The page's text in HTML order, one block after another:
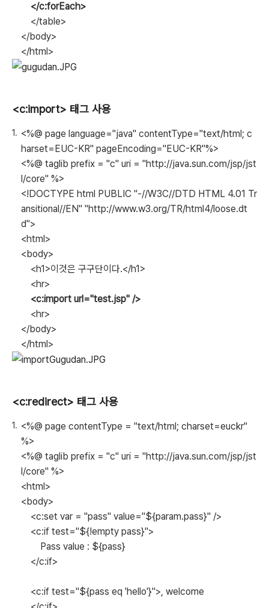
</c:forEach>
</table>
</body>
</html>
<c:import> 태그 사용
<%@ page language="java" contentType="text/html; c
harset=EUC-KR" pageEncoding="EUC-KR"%>
<%@ taglib prefix = "c" uri = "http://java.sun.com/jsp/jst
l/core" %>
<!DOCTYPE html PUBLIC "-//W3C//DTD HTML 4.01 Tr
ansitional//EN" "http://www.w3.org/TR/html4/loose.dt
d">
<html>
<body>
<h1>이것은 구구단이다.</h1>
<hr>
<c:import url="test.jsp" />
<hr>
</body>
</html>
<c:redirect> 태그 사용
<%@ page contentType = "text/html; charset=euckr"
%>
<%@ taglib prefix = "c" uri = "http://java.sun.com/jsp/jst
l/core" %>
<html>
<body>
<c:set var = "pass" value="${param.pass}" />
<c:if test="${!empty pass}">
Pass value : ${pass}
</c:if>
<c:if test="${pass eq 'hello'}">, welcome